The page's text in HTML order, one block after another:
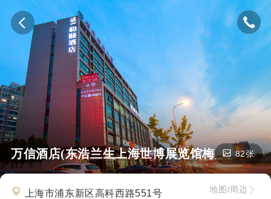
信酒店(东浩兰生上海世博展览馆梅赛德斯文化
82张
上海市浦东新区高科西路551号 地图/周边